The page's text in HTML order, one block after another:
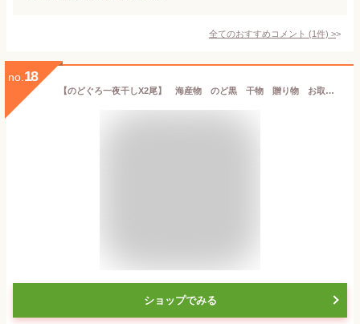
全てのおすすめコメント (1件) >
no. 18
【のどぐろ一夜干しX2尾】 海産物 のど黒 干物 贈り物 お取り寄せ 冷凍便
ショップでみる